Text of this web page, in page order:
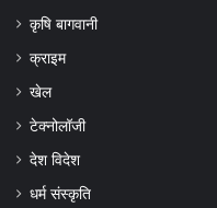
कृषि बागवानी
क्राइम
खेल
टेक्नोलॉजी
देश विदेश
धर्म संस्कृति